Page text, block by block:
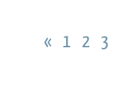
« 1 2 3